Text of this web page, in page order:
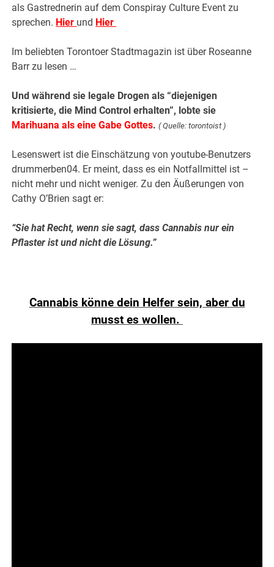
als Gastrednerin auf dem Conspiray Culture Event zu
sprechen. Hier und Hier
Im beliebten Torontoer Stadtmagazin ist über Roseanne
Barr zu lesen …
Und während sie legale Drogen als “diejenigen
kritisierte, die Mind Control erhalten”, lobte sie
Marihuana als eine Gabe Gottes. ( Quelle: torontoist )
Lesenswert ist die Einschätzung von youtube-Benutzers
drummerben04. Er meint, dass es ein Notfallmittel ist –
nicht mehr und nicht weniger. Zu den Äußerungen von
Cathy O’Brien sagt er:
“Sie hat Recht, wenn sie sagt, dass Cannabis nur ein
Pflaster ist und nicht die Lösung.”
Cannabis könne dein Helfer sein, aber du
musst es wollen.